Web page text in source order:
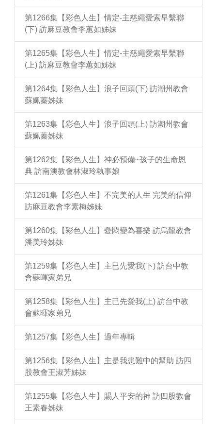
第1266集【彩色人生】情定-主慈繩愛索早繫聯
(下) 訪麻豆教會李蕙如姊妹
第1265集【彩色人生】情定-主慈繩愛索早繫聯
(上) 訪麻豆教會李蕙如姊妹
第1264集【彩色人生】浪子回頭(下) 訪潮州教會
蘇姵蓁姊妹
第1263集【彩色人生】浪子回頭(上) 訪潮州教會
蘇姵蓁姊妹
第1262集【彩色人生】神必預備~孩子的生命恩
典 訪南澳教會林淑玲執事娘
第1261集【彩色人生】不完美的人生 完美的信仰
訪麻豆教會李素梅姊妹
第1260集【彩色人生】憂悶變為喜樂 訪烏龍教會
潘美玲姊妹
第1259集【彩色人生】主已先愛我(下) 訪台中教
會蘇暉家弟兄
第1258集【彩色人生】主已先愛我(上) 訪台中教
會蘇暉家弟兄
第1257集【彩色人生】過年專輯
第1256集【彩色人生】主是我患難中的幫助 訪四
股教會王淑芳姊妹
第1255集【彩色人生】賜人平安的神 訪四股教會
王素春姊妹